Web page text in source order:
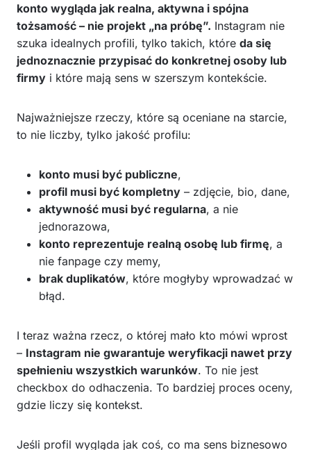
konto wygląda jak realna, aktywna i spójna
tożsamość – nie projekt „na próbę”. Instagram nie
szuka idealnych profili, tylko takich, które da się
jednoznacznie przypisać do konkretnej osoby lub
firmy i które mają sens w szerszym kontekście.
Najważniejsze rzeczy, które są oceniane na starcie,
to nie liczby, tylko jakość profilu:
konto musi być publiczne,
profil musi być kompletny – zdjęcie, bio, dane,
aktywność musi być regularna, a nie
jednorazowa,
konto reprezentuje realną osobę lub firmę, a
nie fanpage czy memy,
brak duplikatów, które mogłyby wprowadzać w
błąd.
I teraz ważna rzecz, o której mało kto mówi wprost
– Instagram nie gwarantuje weryfikacji nawet przy
spełnieniu wszystkich warunków. To nie jest
checkbox do odhaczenia. To bardziej proces oceny,
gdzie liczy się kontekst.
Jeśli profil wygląda jak coś, co ma sens biznesowo